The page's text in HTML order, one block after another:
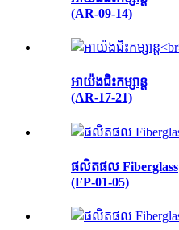
(AR-09-14)
អាយ៉ងជិះកម្សាន្ត
(AR-17-21)
ផលិតផល Fiberglass
(FP-01-05)